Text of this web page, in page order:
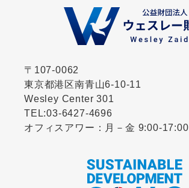
〒107-0062
東京都港区南青山6-10-11
Wesley Center 301
TEL:03-6427-4696
オフィスアワー：月－金 9:00-17:00